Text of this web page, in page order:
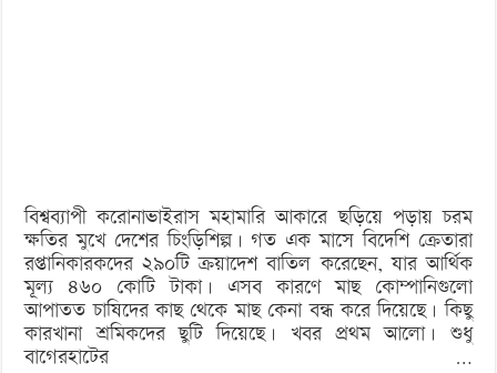
রপ্তানি
আদেশ
বাতিল
বিশ্বব্যাপী করোনাভাইরাস মহামারি আকারে ছড়িয়ে পড়ায় চরম
ক্ষতির মুখে দেশের চিংড়িশিল্প। গত এক মাসে বিদেশি ক্রেতারা
রপ্তানিকারকদের ২৯০টি ক্রয়াদেশ বাতিল করেছেন, যার আর্থিক
মূল্য ৪৬০ কোটি টাকা। এসব কারণে মাছ কোম্পানিগুলো
আপাতত চাষিদের কাছ থেকে মাছ কেনা বন্ধ করে দিয়েছে। কিছু
কারখানা শ্রমিকদের ছুটি দিয়েছে। খবর প্রথম আলো। শুধু
বাগেরহাটের …